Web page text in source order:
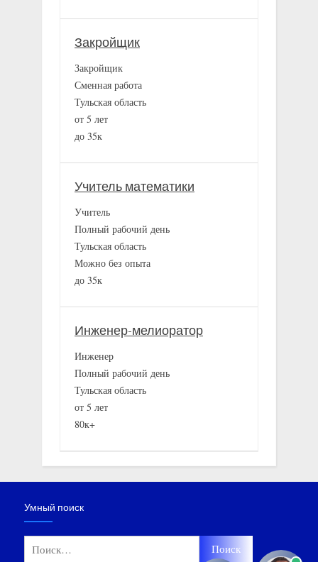
Закройщик
Закройщик
Сменная работа
Тульская область
от 5 лет
до 35к
Учитель математики
Учитель
Полный рабочий день
Тульская область
Можно без опыта
до 35к
Инженер-мелиоратор
Инженер
Полный рабочий день
Тульская область
от 5 лет
80к+
Умный поиск